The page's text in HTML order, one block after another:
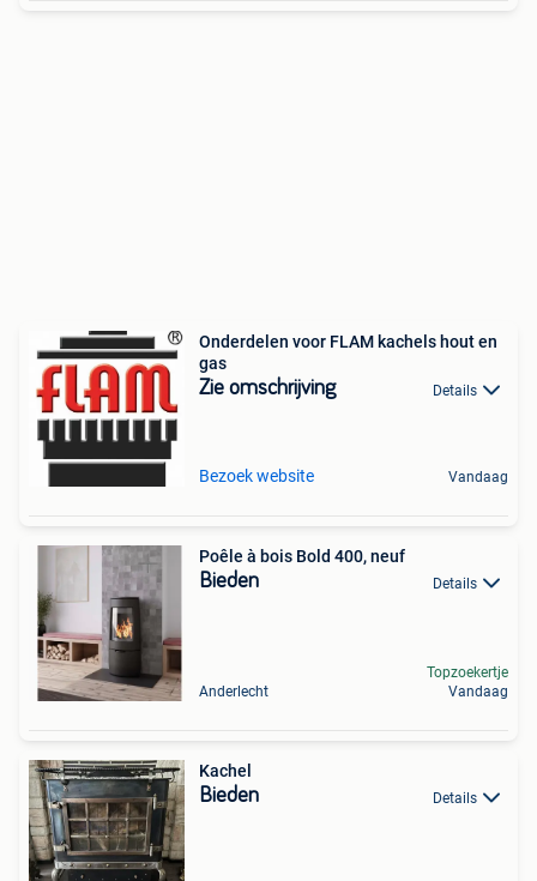
Onderdelen voor FLAM kachels hout en
gas
Zie omschrijving Details
Bezoek website Vandaag
Poêle à bois Bold 400, neuf
Bieden Details
Anderlecht
Topzoekertje
Vandaag
Kachel
Bieden Details